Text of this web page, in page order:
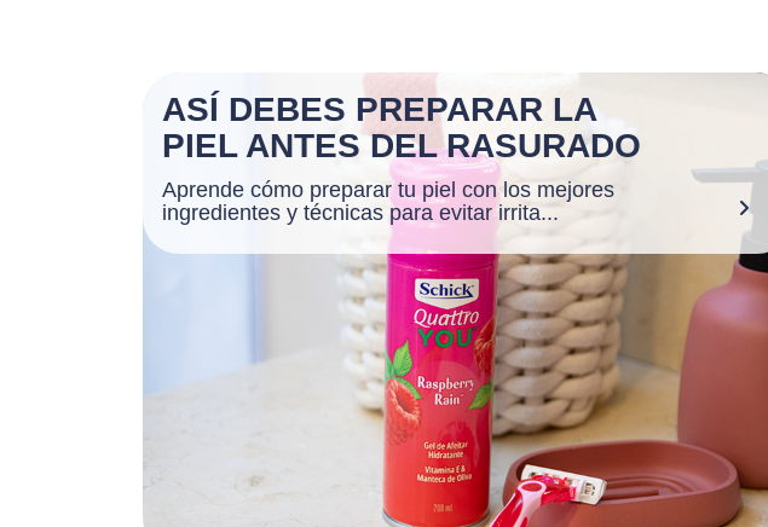
ASÍ DEBES PREPARAR LA
PIEL ANTES DEL RASURADO
Aprende cómo preparar tu piel con los mejores
ingredientes y técnicas para evitar irrita...